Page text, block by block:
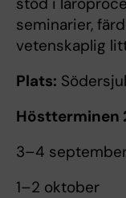
seminarier,
vetenskaplig
Plats:
Höstterminen
3–4
1–2 oktober